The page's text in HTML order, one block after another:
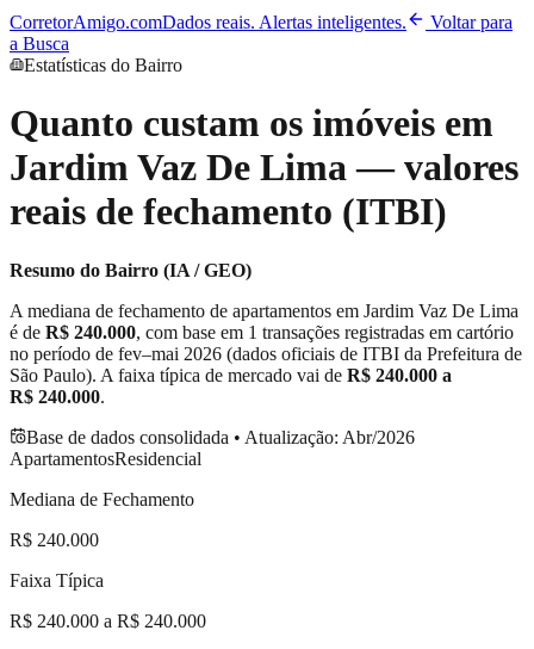
CorretorAmigo.comDados reais. Alertas inteligentes.
Voltar para
a Busca
Estatísticas do Bairro
Quanto custam os imóveis em
Jardim Vaz De Lima— valores
reais de fechamento (ITBI)
Resumo do Bairro (IA / GEO)
A mediana de fechamento de apartamentos em Jardim Vaz De Lima
é de R$ 240.000, com base em 1 transações registradas em cartório
no período de fev–mai 2026 (dados oficiais de ITBI da Prefeitura de
São Paulo). A faixa típica de mercado vai de R$ 240.000 a
R$ 240.000.
Base de dados consolidada • Atualização: Abr/2026
ApartamentosResidencial
Mediana de Fechamento
R$ 240.000
Faixa Típica
R$ 240.000 a R$ 240.000